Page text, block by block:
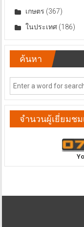
เกษตร (367)
ในประเทศ(186)
ค้นหา
จำนวนผู้เยี่ยมชม